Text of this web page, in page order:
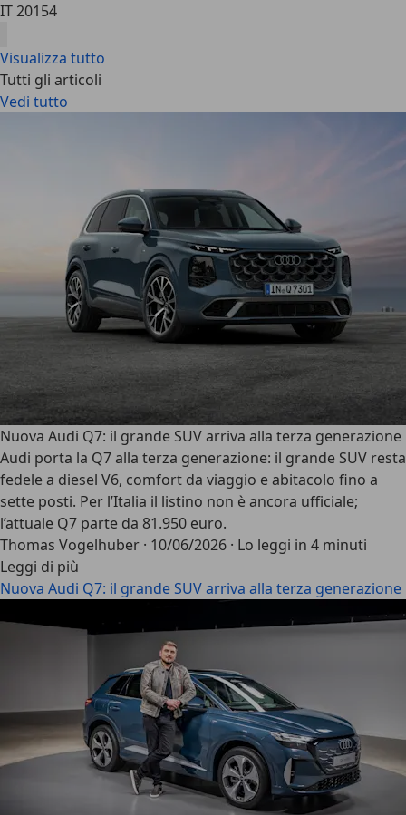
IT 20154
Visualizza tutto
Tutti gli articoli
Vedi tutto
Nuova Audi Q7: il grande SUV arriva alla terza generazione
Audi porta la Q7 alla terza generazione: il grande SUV resta
fedele a diesel V6, comfort da viaggio e abitacolo fino a
sette posti. Per l’Italia il listino non è ancora ufficiale;
l’attuale Q7 parte da 81.950 euro.
Thomas Vogelhuber · 10/06/2026 · Lo leggi in 4 minuti
Leggi di più
Nuova Audi Q7: il grande SUV arriva alla terza generazione